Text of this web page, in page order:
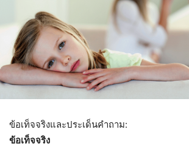
ข้อเท็จจริงและประเด็นคำถาม:
ข้อเท็จจริง